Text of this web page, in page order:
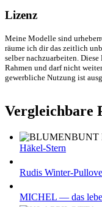
Lizenz
Meine Modelle sind
räume ich dir das zeitlich
selber nachzuarbeiten.
Rahmen und darf nicht
gewerbliche Nutzung ist
Vergleichbare
Häkel-Stern
Rudis Winter-
MICHEL — das